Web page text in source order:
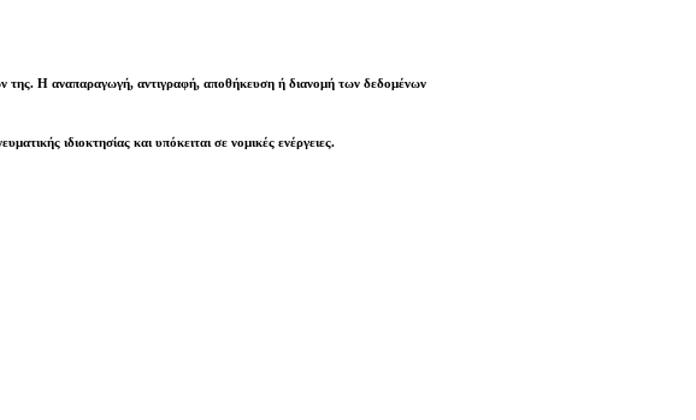
της. Η αναπαραγωγή, αντιγραφή, αποθήκευση ή διανομή των δεδομένων
ιδιοκτησίας και υπόκειται σε νομικές ενέργειες.